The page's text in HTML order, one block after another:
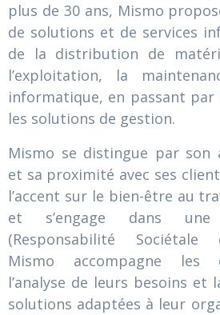
plus de 30 ans, Mismo
de solutions et de services
de la distribution de
l’exploitation, la
informatique, en passant
les solutions de gestion.
Mismo se distingue par son
et sa proximité avec ses
l’accent sur le bien-être au
et s’engage dans une
(Responsabilité Sociétale
Mismo accompagne les
l’analyse de leurs besoins et
solutions adaptées à leur